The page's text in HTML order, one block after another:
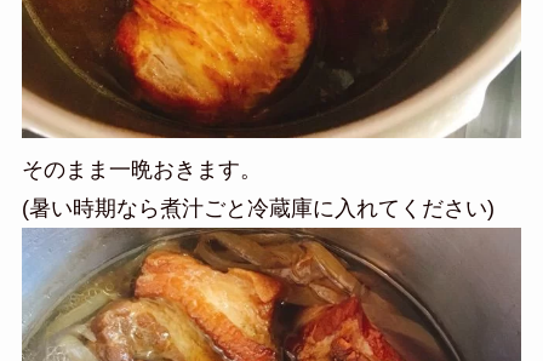
そのまま一晩おきます。
(暑い時期なら煮汁ごと冷蔵庫に入れてください)